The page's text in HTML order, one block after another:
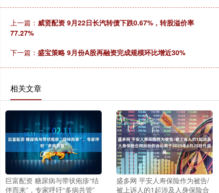
上一篇： 威贤配资 9月22日长汽转债下跌0.67%，转股溢价率
77.27%
下一篇： 盛宝策略 9月份A股再融资完成规模环比增近30%
相关文章
巨富配资 糖尿病与带状疱疹“结
伴而来”，专家呼吁“多病共管”
盛多网 平安人寿保险作为被告/
被上诉人的1起涉及人身保险合